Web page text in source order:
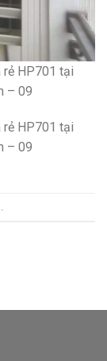
rẻ HP701 tại
– 09
rẻ HP701 tại
– 09